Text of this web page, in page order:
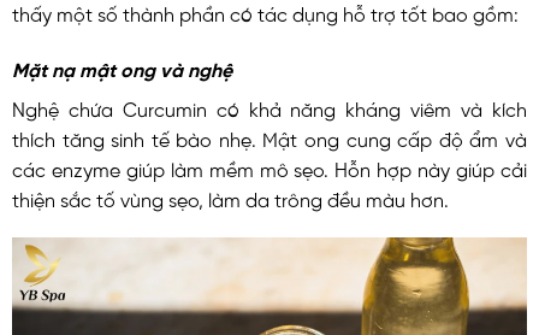
thấy một số thành phần có tác dụng hỗ trợ tốt bao gồm:
Mặt nạ mật ong và nghệ
Nghệ chứa Curcumin có khả năng kháng viêm và kích
thích tăng sinh tế bào nhẹ. Mật ong cung cấp độ ẩm và
các enzyme giúp làm mềm mô sẹo. Hỗn hợp này giúp cải
thiện sắc tố vùng sẹo, làm da trông đều màu hơn.